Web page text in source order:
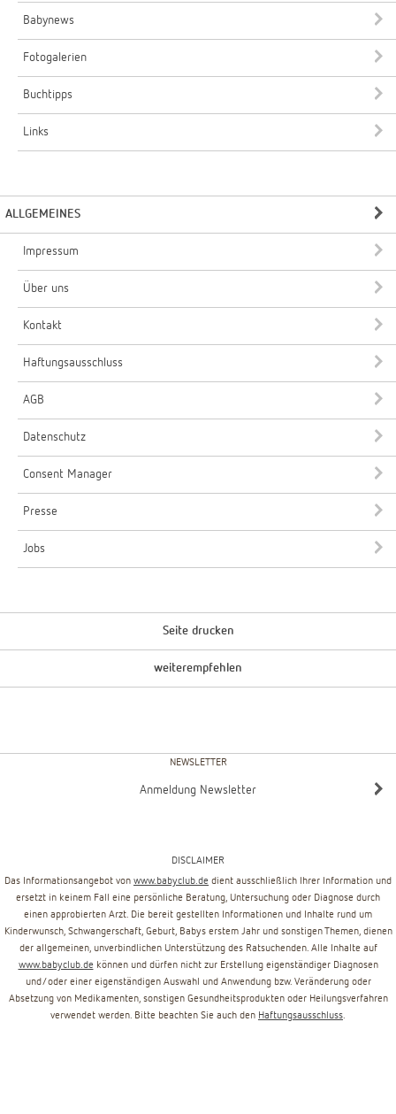
Babynews
Fotogalerien
Buchtipps
Links
ALLGEMEINES
Impressum
Über uns
Kontakt
Haftungsausschluss
AGB
Datenschutz
Consent Manager
Presse
Jobs
Seite drucken
weiterempfehlen
NEWSLETTER
Anmeldung Newsletter
DISCLAIMER
Das Informationsangebot von www.babyclub.de dient ausschließlich Ihrer Information und
ersetzt in keinem Fall eine persönliche Beratung, Untersuchung oder Diagnose durch
einen approbierten Arzt. Die bereit gestellten Informationen und Inhalte rund um
Kinderwunsch, Schwangerschaft, Geburt, Babys erstem Jahr und sonstigen Themen, dienen
der allgemeinen, unverbindlichen Unterstützung des Ratsuchenden. Alle Inhalte auf
www.babyclub.de können und dürfen nicht zur Erstellung eigenständiger Diagnosen
und/oder einer eigenständigen Auswahl und Anwendung bzw. Veränderung oder
Absetzung von Medikamenten, sonstigen Gesundheitsprodukten oder Heilungsverfahren
verwendet werden. Bitte beachten Sie auch den Haftungsausschluss.